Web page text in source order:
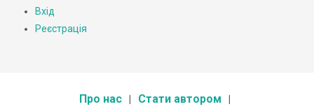
Вхід
Реєстрація
Про нас Стати автором